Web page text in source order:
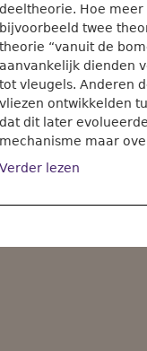
deeltheorie. Hoe
bijvoorbeeld twee
theorie “vanuit de
aanvankelijk dienden
tot vleugels. Anderen
vliezen ontwikkelden
dat dit later
mechanisme maar
Verder lezen